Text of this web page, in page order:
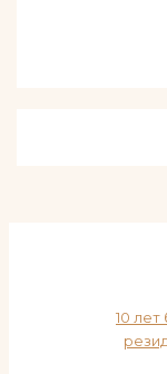
10 лет